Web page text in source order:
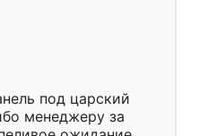
под царский
менеджеру за